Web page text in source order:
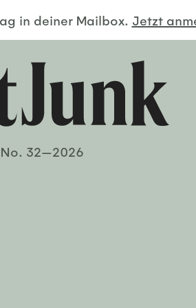
in deiner Mailbox. Jetzt
No. 32—2026